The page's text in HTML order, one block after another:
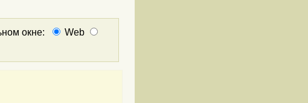
окне:
Web